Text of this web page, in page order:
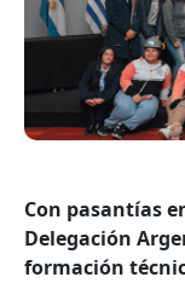
Con pasantías
Delegación
formación